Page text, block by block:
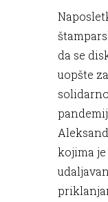
da se
uopšte
kojima